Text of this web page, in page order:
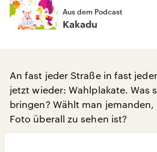
Aus dem Podcast
Kakadu
An fast jeder Straße in fast
jetzt wieder: Wahlplakate. Was
bringen? Wählt man
Foto überall zu sehen ist?